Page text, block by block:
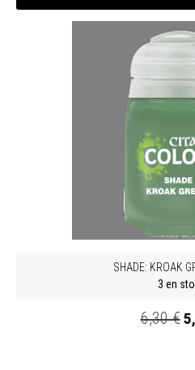
SHADE: KROAK
3 en
6,30 €